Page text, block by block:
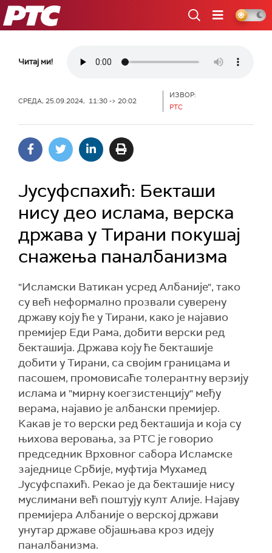
РТС
Читај ми!
СРЕДА, 25.09.2024, 11:30 -> 20:02
ИЗВОР:
РТС
Јусуфспахић: Бекташи
нису део ислама, верска
држава у Тирани покушај
снажења паналбанизма
"Исламски Ватикан усред Албаније", тако
су већ неформално прозвали суверену
државу коју ће у Тирани, како је најавио
премијер Еди Рама, добити верски ред
бекташија. Држава коју ће бекташије
добити у Тирани, са својим границама и
пасошем, промовисаће толерантну верзију
ислама и "мирну коегзистенцију" међу
верама, најавио је албански премијер.
Какав је то верски ред бекташија и која су
њихова веровања, за РТС је говорио
председник Врховног сабора Исламске
заједнице Србије, муфтија Мухамед
Јусуфспахић. Рекао је да бекташиje нису
муслимани већ поштују култ Алије. Најаву
премијера Албаније о верској држави
унутар државе објашњава кроз идеју
паналбанизма.